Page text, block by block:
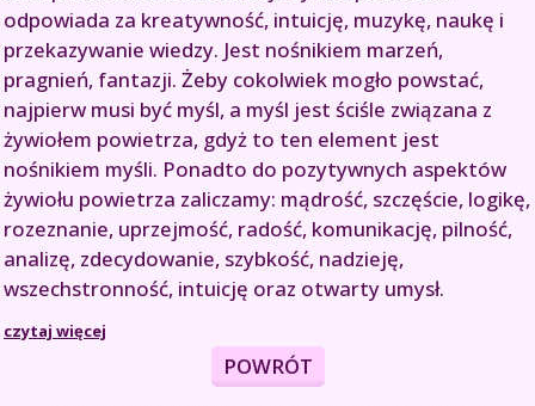
odpowiada za kreatywność, intuicję, muzykę, naukę i
przekazywanie wiedzy. Jest nośnikiem marzeń,
pragnień, fantazji. Żeby cokolwiek mogło powstać,
najpierw musi być myśl, a myśl jest ściśle związana z
żywiołem powietrza, gdyż to ten element jest
nośnikiem myśli. Ponadto do pozytywnych aspektów
żywiołu powietrza zaliczamy: mądrość, szczęście, logikę,
rozeznanie, uprzejmość, radość, komunikację, pilność,
analizę, zdecydowanie, szybkość, nadzieję,
wszechstronność, intuicję oraz otwarty umysł.
czytaj więcej
POWRÓT